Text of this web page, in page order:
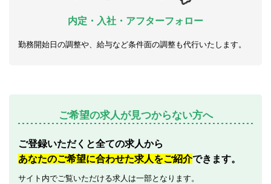
内定・入社・アフターフォロー
勤務開始日の調整や、給与など条件面の調整も代行いたします。
ご希望の求人が見つからない方へ
ご登録いただくと全ての求人から
あなたのご希望に合わせた求人をご紹介できます。
サイト内でご覧いただける求人は一部となります。